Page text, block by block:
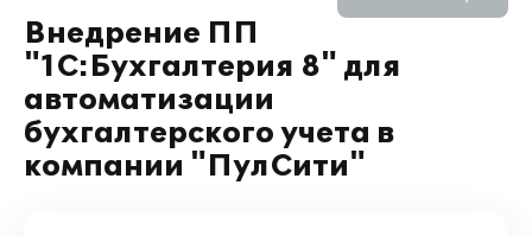
Внедрение ПП
"1С:Бухгалтерия 8" для
автоматизации
бухгалтерского учета в
компании "ПулСити"